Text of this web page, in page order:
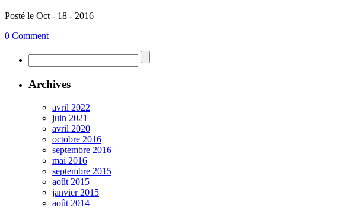
Posté le Oct - 18 - 2016
0 Comment
Archives
avril 2022
juin 2021
avril 2020
octobre 2016
septembre 2016
mai 2016
septembre 2015
août 2015
janvier 2015
août 2014